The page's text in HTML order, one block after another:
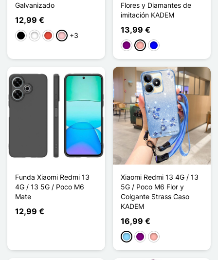
Galvanizado
12,99 €
NegroBlancoRojoRosa+3
Flores y Diamantes de
imitación KADEM
13,99 €
PúrpuraOro rosa
Azul
Funda Xiaomi Redmi 13
4G / 13 5G / Poco M6
Mate
12,99 €
Xiaomi Redmi 13 4G / 13
5G / Poco M6 Flor y
Colgante Strass Caso
KADEM
16,99 €
Azul claro
PúrpuraOro rosa